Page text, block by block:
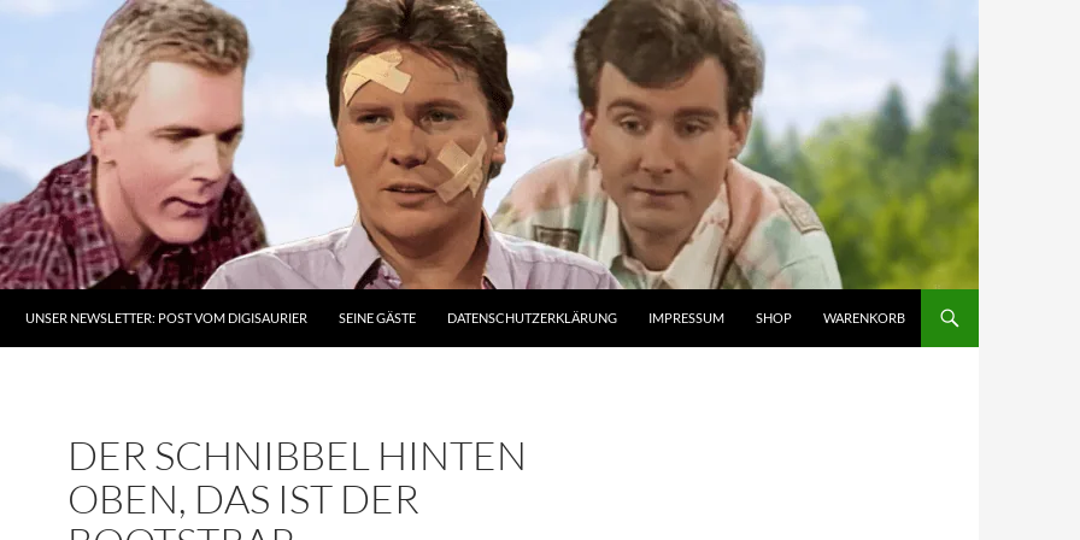
UNSER NEWSLETTER: POST VOM DIGISAURIER SEINE GÄSTE DATENSCHUTZERKLÄRUNG IMPRESSUM SHOP WARENKORB
DER SCHNIBBEL HINTEN
OBEN, DAS IST DER